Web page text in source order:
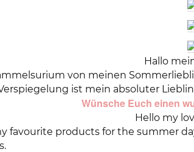
Hallo
von meinen
ist mein absoluter
Wünsche Euch einen
Hello my
favourite products for the summer